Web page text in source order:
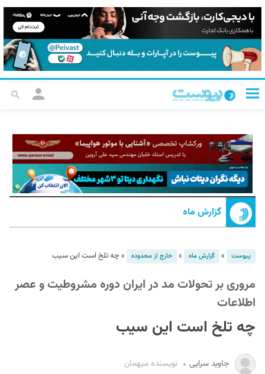
گزارش ماه
پیوست » گزارش ماه » خارج از محدوده » چه تلخ است این سیب
مروری بر تحولات مد در ایران دوره مشروطیت و عصر
اطلاعات
چه تلخ است این سیب
جاوید سرایی نویسنده میهمان